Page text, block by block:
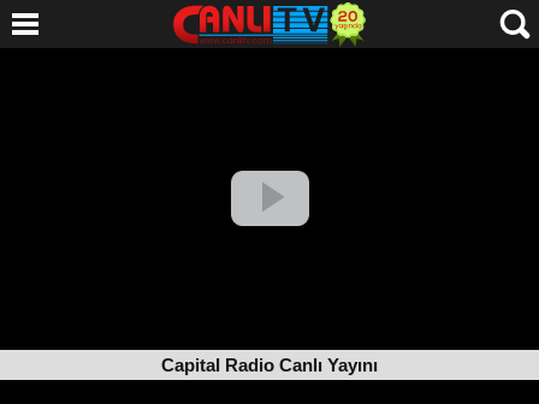
Capital Radio Canlı Yayını